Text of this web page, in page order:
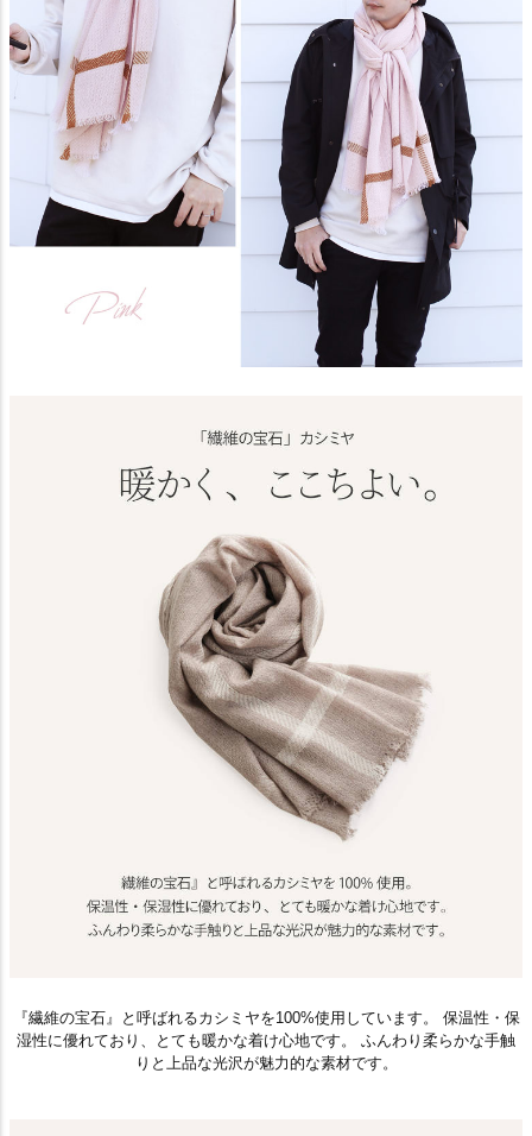
『繊維の宝石』と呼ばれるカシミヤを100%使用しています。 保温性・保
湿性に優れており、とても暖かな着け心地です。 ふんわり柔らかな手触
りと上品な光沢が魅力的な素材です。